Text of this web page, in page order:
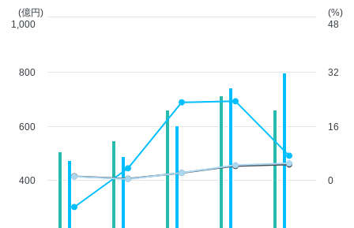
400
600
800
(億円)
1,000
0
16
32
(%)
48